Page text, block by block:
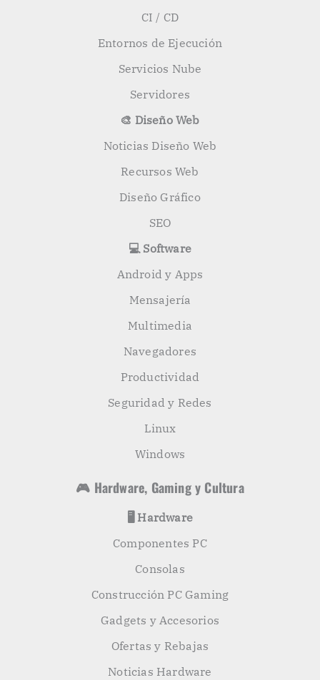
CI / CD
Entornos de Ejecución
Servicios Nube
Servidores
🎨 Diseño Web
Noticias Diseño Web
Recursos Web
Diseño Gráfico
SEO
💻 Software
Android y Apps
Mensajería
Multimedia
Navegadores
Productividad
Seguridad y Redes
Linux
Windows
🎮 Hardware, Gaming y Cultura
🖥️ Hardware
Componentes PC
Consolas
Construcción PC Gaming
Gadgets y Accesorios
Ofertas y Rebajas
Noticias Hardware